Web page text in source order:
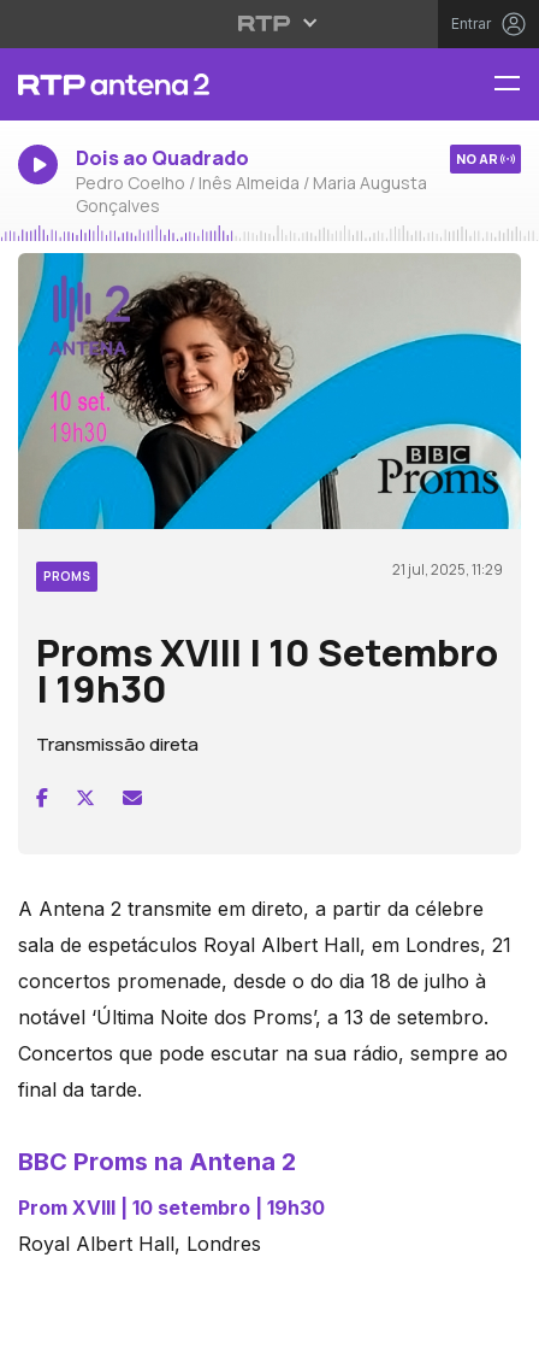
Entrar
Dois ao Quadrado
Pedro Coelho / Inês Almeida / Maria Augusta
Gonçalves
NO AR
PROMS 21 jul, 2025, 11:29
Proms XVIII | 10 Setembro
| 19h30
Transmissão direta
A Antena 2 transmite em direto, a partir da célebre
sala de espetáculos Royal Albert Hall, em Londres, 21
concertos promenade, desde o do dia 18 de julho à
notável ‘Última Noite dos Proms’, a 13 de setembro.
Concertos que pode escutar na sua rádio, sempre ao
final da tarde.
BBC Proms na Antena 2
Prom XVIII | 10 setembro | 19h30
Royal Albert Hall, Londres